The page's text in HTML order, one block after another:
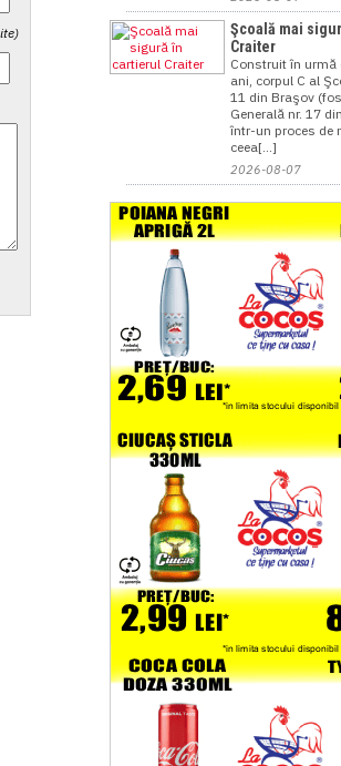
Şcoală mai
Craiter
Construit în urmă
ani, corpul C al
11 din Braşov
Generală nr. 17
într-un proces de
ceea[...]
2026-08-07